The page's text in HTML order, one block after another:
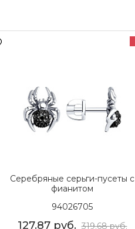
Серебряные серьги-пусеты с
фианитом
94026705
127.87 руб. 319.68руб.